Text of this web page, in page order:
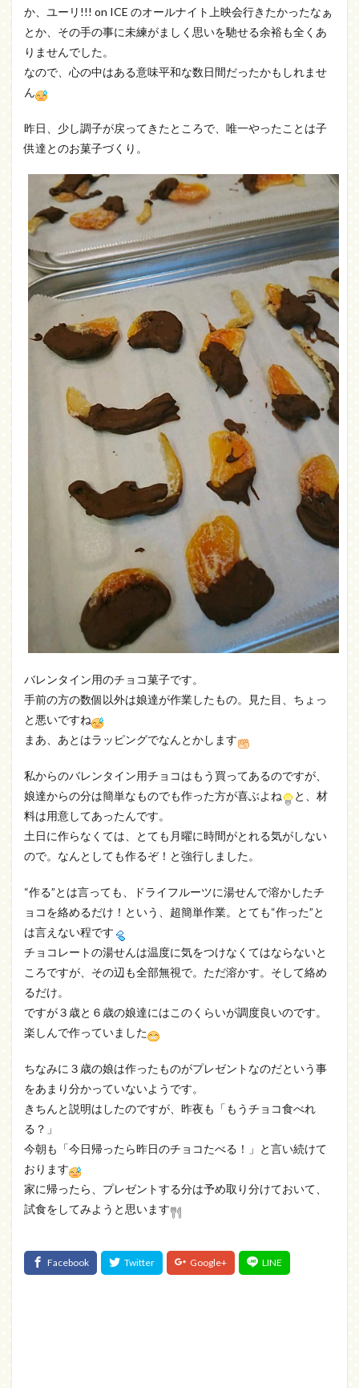
か、ユーリ!!! on ICE のオールナイト上映会行きたかったなぁ
とか、その手の事に未練がましく思いを馳せる余裕も全くあ
りませんでした。
なので、心の中はある意味平和な数日間だったかもしれませ
ん
昨日、少し調子が戻ってきたところで、唯一やったことは子
供達とのお菓子づくり。
バレンタイン用のチョコ菓子です。
手前の方の数個以外は娘達が作業したもの。見た目、ちょっ
と悪いですね
まあ、あとはラッピングでなんとかします
私からのバレンタイン用チョコはもう買ってあるのですが、
娘達からの分は簡単なものでも作った方が喜ぶよね
と、材
料は用意してあったんです。
土日に作らなくては、とても月曜に時間がとれる気がしない
ので。なんとしても作るぞ！と強行しました。
“作る”とは言っても、ドライフルーツに湯せんで溶かしたチ
ョコを絡めるだけ！という、超簡単作業。とても“作った”と
は言えない程です
チョコレートの湯せんは温度に気をつけなくてはならないと
ころですが、その辺も全部無視で。ただ溶かす。そして絡め
るだけ。
ですが３歳と６歳の娘達にはこのくらいが調度良いのです。
楽しんで作っていました
ちなみに３歳の娘は作ったものがプレゼントなのだという事
をあまり分かっていないようです。
きちんと説明はしたのですが、昨夜も「もうチョコ食べれ
る？」
今朝も「今日帰ったら昨日のチョコたべる！」と言い続けて
おります
家に帰ったら、プレゼントする分は予め取り分けておいて、
試食をしてみようと思います